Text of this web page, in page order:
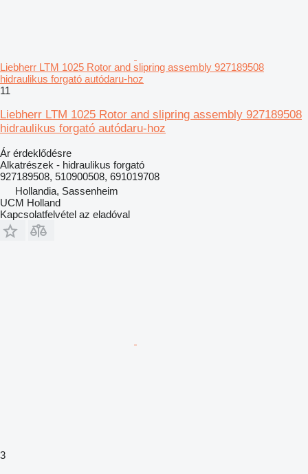
Liebherr LTM 1025 Rotor and slipring assembly 927189508
hidraulikus forgató autódaru-hoz
11
Liebherr LTM 1025 Rotor and slipring assembly 927189508
hidraulikus forgató autódaru-hoz
Ár érdeklődésre
Alkatrészek - hidraulikus forgató
927189508, 510900508, 691019708
Hollandia, Sassenheim
UCM Holland
Kapcsolatfelvétel az eladóval
3